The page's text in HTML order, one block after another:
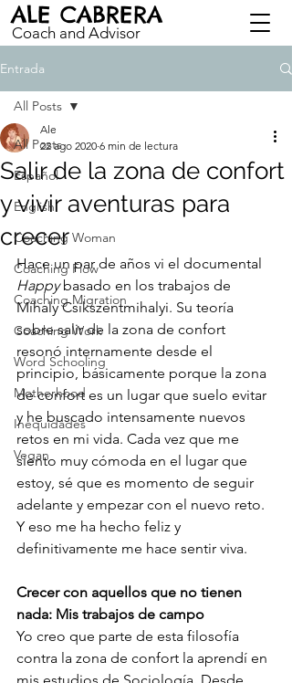
Coach and Advisor
ALE CABRERA
Entrada
All Posts
Español
English
Coaching Woman
Coaching Flow
Coaching Migration
Coaching Work
Word Schooling
Motherhood
Inequidades
Vegan
All Posts
Salir de la zona de confort
y vivir aventuras para
crecer
Ale
22 ago 2020 6 min de lectura
Hace un par de años vi el documental
Happy basado en los trabajos de
Mihaly Csikszentmihalyi. Su teoría
sobre salir de la zona de confort
resonó internamente desde el
principio, básicamente porque la zona
de confort es un lugar que suelo evitar
y he buscado intensamente nuevos
retos en mi vida. Cada vez que me
siento muy cómoda en el lugar que
estoy, sé que es momento de seguir
adelante y empezar con el nuevo reto.
Y eso me ha hecho feliz y
definitivamente me hace sentir viva.
Crecer con aquellos que no tienen
nada: Mis trabajos de campo
Yo creo que parte de esta filosofía
contra la zona de confort la aprendí en